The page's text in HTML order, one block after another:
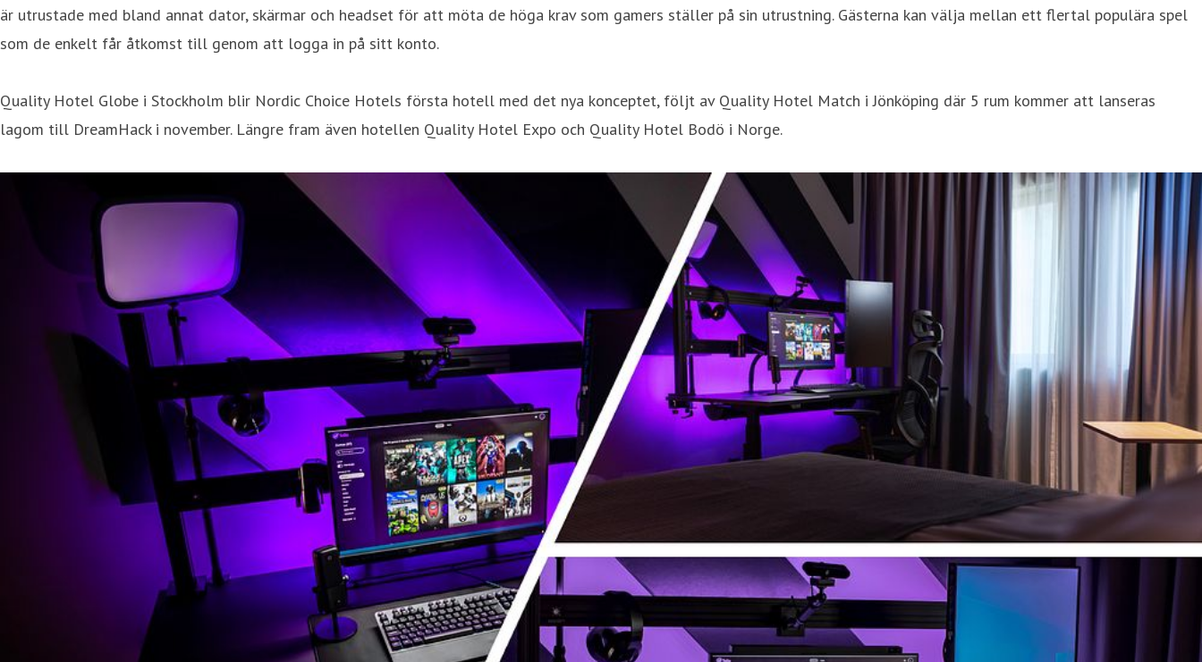
är utrustade med bland annat dator, skärmar och headset för att möta de höga krav som gamers ställer på sin utrustning. Gästerna kan välja mellan ett flertal populära spel
som de enkelt får åtkomst till genom att logga in på sitt konto.
Quality Hotel Globe i Stockholm blir Nordic Choice Hotels första hotell med det nya konceptet, följt av Quality Hotel Match i Jönköping där 5 rum kommer att lanseras
lagom till DreamHack i november. Längre fram även hotellen Quality Hotel Expo och Quality Hotel Bodö i Norge.